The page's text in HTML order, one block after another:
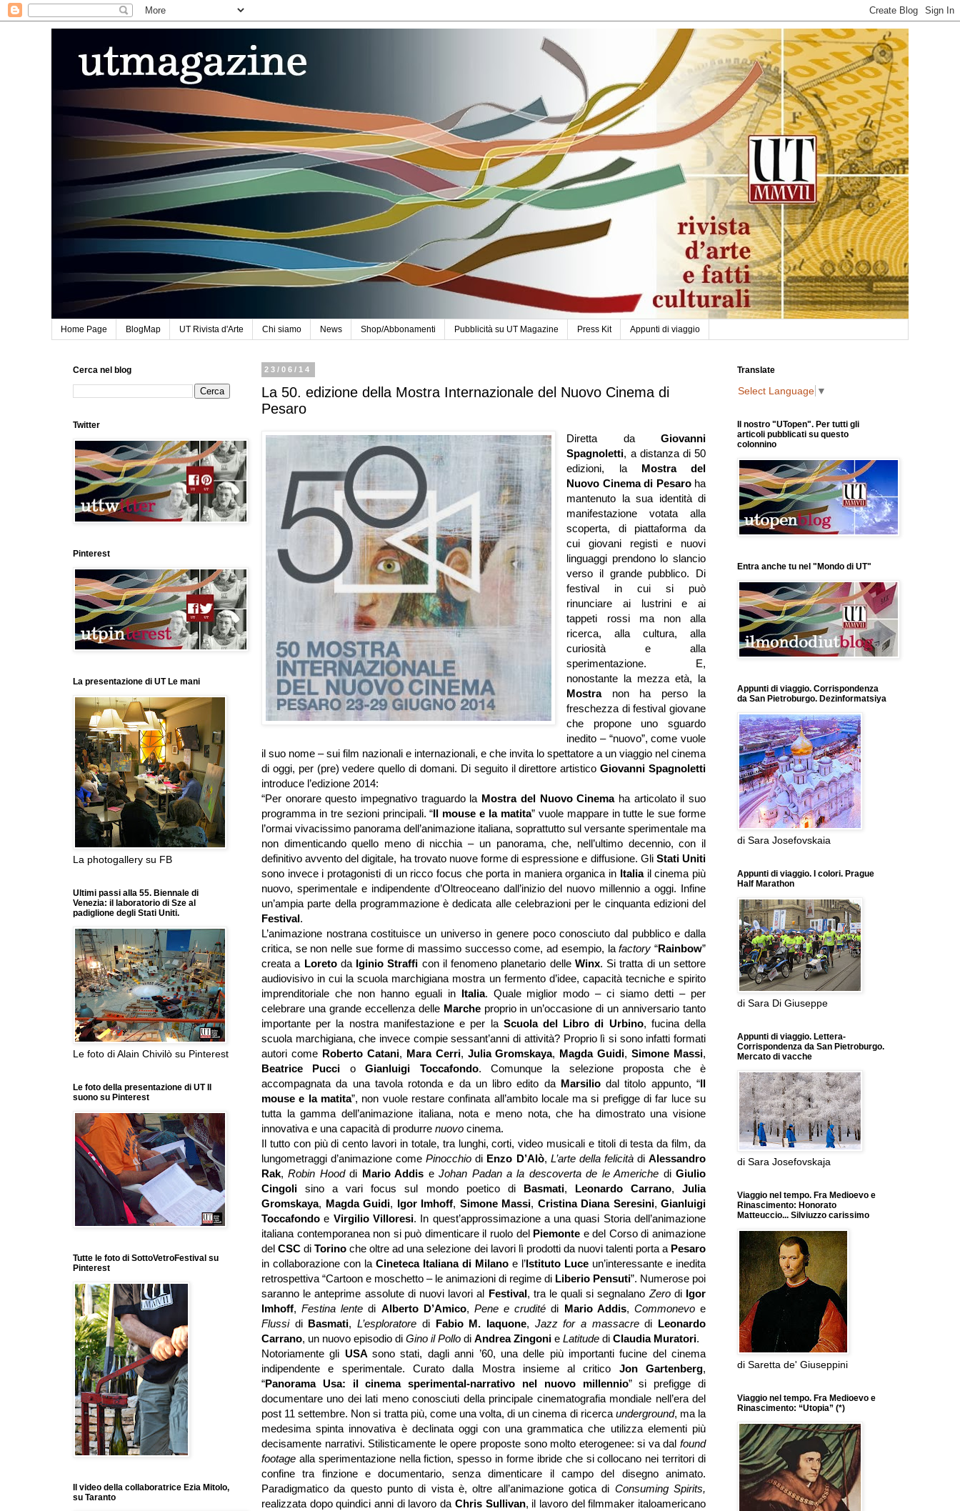
Home Page BlogMap UT Rivista d'Arte Chi siamo News Shop/Abbonamenti Pubblicità su UT Magazine Press Kit Appunti di viaggio
23/06/14
La 50. edizione della Mostra Internazionale del Nuovo Cinema di
Pesaro
Diretta da Giovanni
Spagnoletti, a distanza di 50
edizioni, la Mostra del
Nuovo Cinema di Pesaroha
mantenuto la sua identità di
manifestazione votata alla
scoperta, di piattaforma da
cui giovani registi e nuovi
linguaggi prendono lo slancio
verso il grande pubblico. Di
festival in cui si può
rinunciare ai lustrini e ai
tappeti rossi ma non alla
ricerca, alla cultura, alla
curiosità e alla
sperimentazione. E,
nonostante la mezza età, la
Mostra non ha perso la
freschezza di festival giovane
che propone uno sguardo
inedito – “nuovo”, come vuole
il suo nome – sui film nazionali e internazionali, e che invita lo spettatore a un viaggio nel cinema
di oggi, per (pre) vedere quello di domani. Di seguito il direttore artisticoGiovanni Spagnoletti
introduce l’edizione 2014:
“Per onorare questo impegnativo traguardo la Mostra del Nuovo Cinemaha articolato il suo
programma in tre sezioni principali. “Il mouse e la matita” vuole mappare in tutte le sue forme
l’ormai vivacissimo panorama dell’animazione italiana, soprattutto sul versante sperimentale ma
non dimenticando quello meno di nicchia – un panorama, che, nell’ultimo decennio, con il
definitivo avvento del digitale, ha trovato nuove forme di espressione e diffusione. Gli Stati Uniti
sono invece i protagonisti di un ricco focus che porta in maniera organica in Italia il cinema più
nuovo, sperimentale e indipendente d’Oltreoceano dall’inizio del nuovo millennio a oggi. Infine
un’ampia parte della programmazione è dedicata alle celebrazioni per le cinquanta edizioni del
Festival.
L’animazione nostrana costituisce un universo in genere poco conosciuto dal pubblico e dalla
critica, se non nelle sue forme di massimo successo come, ad esempio, lafactory“Rainbow”
creata a Loreto da Iginio Straffi con il fenomeno planetario delle Winx. Si tratta di un settore
audiovisivo in cui la scuola marchigiana mostra un fermento d’idee, capacità tecniche e spirito
imprenditoriale che non hanno eguali in Italia. Quale miglior modo – ci siamo detti – per
celebrare una grande eccellenza delle Marche proprio in un’occasione di un anniversario tanto
importante per la nostra manifestazione e per la Scuola del Libro di Urbino, fucina della
scuola marchigiana, che invece compie sessant’anni di attività? Proprio lì si sono infatti formati
autori come Roberto Catani, Mara Cerri, Julia Gromskaya, Magda Guidi,Simone Massi,
Beatrice Pucci oGianluigi Toccafondo. Comunque la selezione proposta che è
accompagnata da una tavola rotonda e da un libro edito da Marsiliodal titolo appunto, “Il
mouse e la matita”, non vuole restare confinata all’ambito locale ma si prefigge di far luce su
tutta la gamma dell’animazione italiana, nota e meno nota, che ha dimostrato una visione
innovativa e una capacità di produrre nuovo cinema.
Il tutto con più di cento lavori in totale, tra lunghi, corti, video musicali e titoli di testa da film, da
lungometraggi d’animazione comePinocchiodi Enzo D’Alò, L’arte della felicità diAlessandro
Rak,Robin Hooddi Mario Addis eJohan Padan a la descoverta de le Americhe di Giulio
Cingoli sino a vari focus sul mondo poetico di Basmati, Leonardo Carrano,Julia
Gromskaya, Magda Guidi, Igor Imhoff, Simone Massi, Cristina Diana Seresini, Gianluigi
Toccafondoe Virgilio Villoresi. In quest’approssimazione a una quasi Storia dell’animazione
italiana contemporanea non si può dimenticare il ruolo del Piemonte e del Corso di animazione
delCSCdiTorinoche oltre ad una selezione dei lavori lì prodotti da nuovi talenti porta a Pesaro
in collaborazione con la Cineteca Italiana di Milano e l’Istituto Luce un’interessante e inedita
retrospettiva “Cartoon e moschetto – le animazioni di regime di Liberio Pensuti”. Numerose poi
saranno le anteprime assolute di nuovi lavori al Festival, tra le quali si segnalano Zero diIgor
Imhoff,Festina lentedi Alberto D’Amico, Pene e cruditédi Mario Addis, Commonevoe
Flussi di Basmati,L’esploratore di Fabio M. Iaquone, Jazz for a massacredi Leonardo
Carrano, un nuovo episodio di Gino il Pollo di Andrea Zingoni e Latitude di Claudia Muratori.
Notoriamente gli USAsono stati, dagli anni ’60, una delle più importanti fucine del cinema
indipendente e sperimentale. Curato dalla Mostra insieme al critico Jon Gartenberg,
“Panorama Usa: il cinema sperimental-narrativo nel nuovo millennio” si prefigge di
documentare uno dei lati meno conosciuti della principale cinematografia mondiale nell’era del
post 11 settembre. Non si tratta più, come una volta, di un cinema di ricerca underground, ma la
medesima spinta innovativa è declinata oggi con una grammatica che utilizza elementi più
decisamente narrativi. Stilisticamente le opere proposte sono molto eterogenee: si va dal found
footage alla sperimentazione nella fiction, spesso in forme ibride che si collocano nei territori di
confine tra finzione e documentario, senza dimenticare il campo del disegno animato.
Paradigmatico da questo punto di vista è, oltre all’animazione gotica di Consuming Spirits,
realizzata dopo quindici anni di lavoro da Chris Sullivan, il lavoro del filmmaker italoamericano
Cerca nel blog
Twitter
Pinterest
La presentazione di UT Le mani
La photogallery su FB
Ultimi passi alla 55. Biennale di
Venezia: il laboratorio di Sze al
padiglione degli Stati Uniti.
Le foto di Alain Chivilò su Pinterest
Le foto della presentazione di UT Il
suono su Pinterest
Tutte le foto di SottoVetroFestival su
Pinterest
Il video della collaboratrice Ezia Mitolo,
su Taranto
Translate
Select Language ▼
Il nostro "UTopen". Per tutti gli
articoli pubblicati su questo
colonnino
Entra anche tu nel "Mondo di UT"
Appunti di viaggio. Corrispondenza
da San Pietroburgo. Dezinformatsiya
di Sara Josefovskaia
Appunti di viaggio. I colori. Prague
Half Marathon
di Sara Di Giuseppe
Appunti di viaggio. Lettera-
Corrispondenza da San Pietroburgo.
Mercato di vacche
di Sara Josefovskaja
Viaggio nel tempo. Fra Medioevo e
Rinascimento: Honorato
Matteuccio... Silviuzzo carissimo
di Saretta de' Giuseppini
Viaggio nel tempo. Fra Medioevo e
Rinascimento: “Utopia” (*)